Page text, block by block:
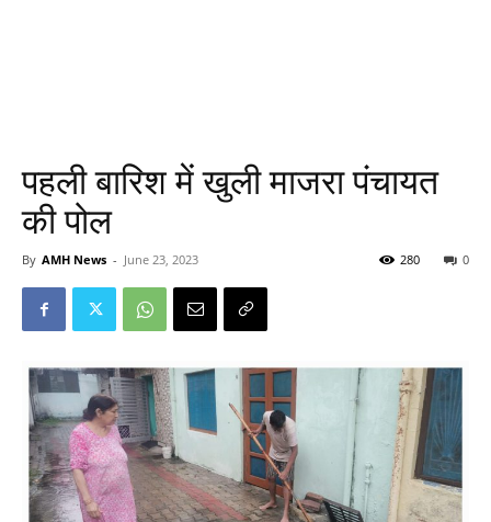
पहली बारिश में खुली माजरा पंचायत
की पोल
By AMH News - June 23, 2023 0
280